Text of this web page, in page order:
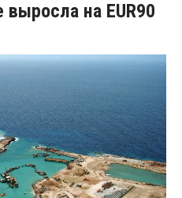
выросла на EUR90